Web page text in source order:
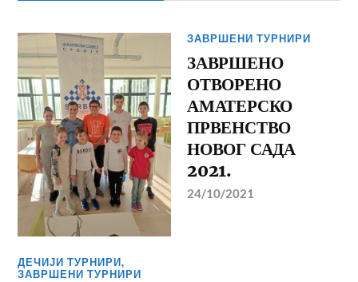
ДЕЧИЈИ ТУРНИРИ,
ЗАВРШЕНИ ТУРНИРИ
ЗАВРШЕНИ ТУРНИРИ
ЗАВРШЕНО
ОТВОРЕНО
АМАТЕРСКО
ПРВЕНСТВО
НОВОГ САДА
2021.
24/10/2021